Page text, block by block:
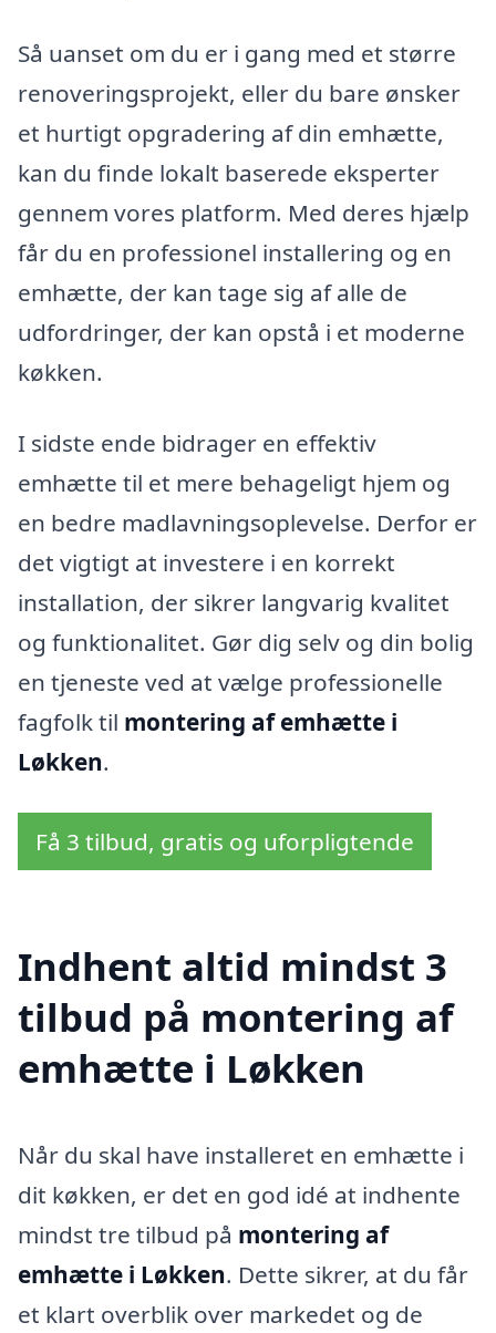
Så uanset om du er i gang med et større
renoveringsprojekt, eller du bare ønsker
et hurtigt opgradering af din emhætte,
kan du finde lokalt baserede eksperter
gennem vores platform. Med deres hjælp
får du en professionel installering og en
emhætte, der kan tage sig af alle de
udfordringer, der kan opstå i et moderne
køkken.
I sidste ende bidrager en effektiv
emhætte til et mere behageligt hjem og
en bedre madlavningsoplevelse. Derfor er
det vigtigt at investere i en korrekt
installation, der sikrer langvarig kvalitet
og funktionalitet. Gør dig selv og din bolig
en tjeneste ved at vælge professionelle
fagfolk til montering af emhætte i
Løkken.
Få 3 tilbud, gratis og uforpligtende
Indhent altid mindst 3
tilbud på montering af
emhætte i Løkken
Når du skal have installeret en emhætte i
dit køkken, er det en god idé at indhente
mindst tre tilbud på montering af
emhætte i Løkken. Dette sikrer, at du får
et klart overblik over markedet og de